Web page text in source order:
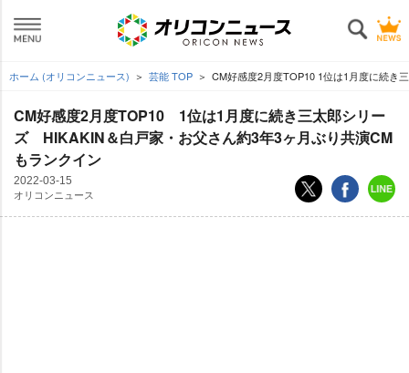
ホーム (オリコンニュース) 芸能 TOP CM好感度2月度TOP10 1位は1月度に続き
CM好感度2月度TOP10 1位は1月度に続き三太郎シリー
ズ HIKAKIN＆白戸家・お父さん約3年3ヶ月ぶり共演CM
もランクイン
2022-03-15
オリコンニュース